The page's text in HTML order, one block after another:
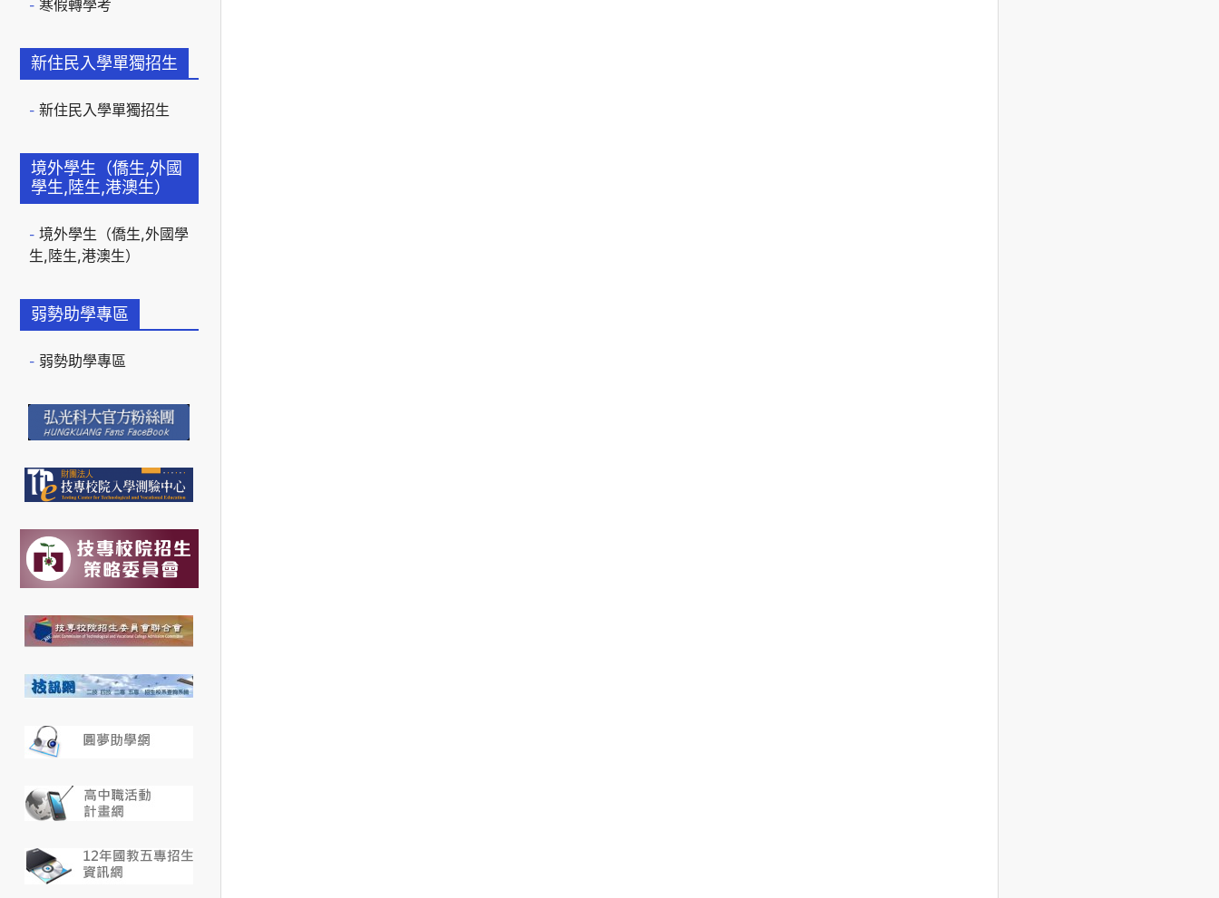
寒假轉學考
新住民入學單獨招生
新住民入學單獨招生
境外學生（僑生,外國
學生,陸生,港澳生）
境外學生（僑生,外國學
生,陸生,港澳生）
弱勢助學專區
弱勢助學專區